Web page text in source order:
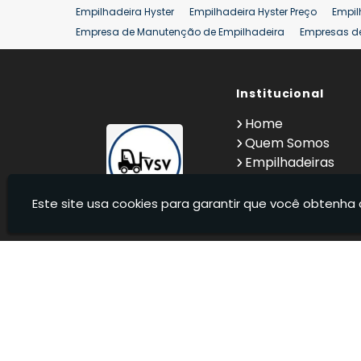
Empilhadeira Hyster
Empilhadeira Hyster Preço
Empresa de Manutenção de Empilhadeira
Empresas
Locação Empilhadeira Hyster
Locação Empilhadeira
Comprar Empilhadeira
Locação de Empilhadeira 25 ton
Comprar
Institucional
Home
Quem Somos
Empilhadeiras
Informações
Este site usa cookies para garantir que você obtenha